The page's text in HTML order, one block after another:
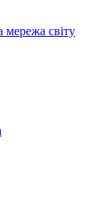
світу